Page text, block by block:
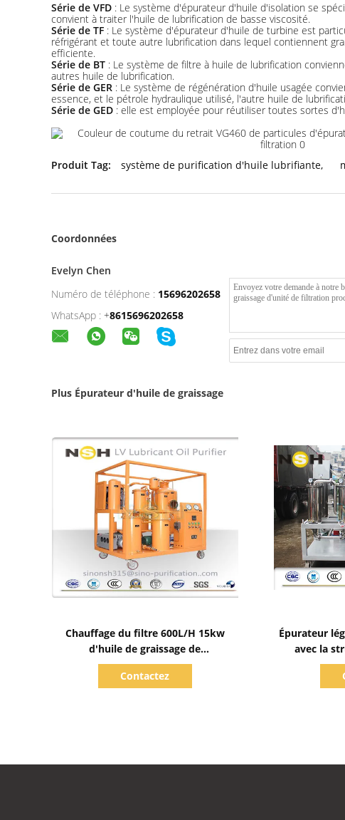
Série de VFD : Le système d'épurateur d'huile d'isolation se
convient à traiter l'huile de lubrification de basse viscosité.
Série de TF : Le système d'épurateur d'huile de turbine est
réfrigérant et toute autre lubrification dans lequel contiennent
efficiente.
Série de BT : Le système de filtre à huile de lubrification
autres huile de lubrification.
Série de GER : Le système de régénération d'huile usagée
essence, et le pétrole hydraulique utilisé, l'autre huile de
Série de GED : elle est employée pour réutiliser toutes sortes
Produit Tag: système de purification d'huile lubrifiante,
Coordonnées
Evelyn Chen
Numéro de téléphone : 15696202658
WhatsApp : +8615696202658
Plus Épurateur d'huile de graissage
Chauffage du filtre 600L/H 15kw
d'huile de graissage de
déshydratation de vide de LV-P
Contactez
Épurateur
avec la